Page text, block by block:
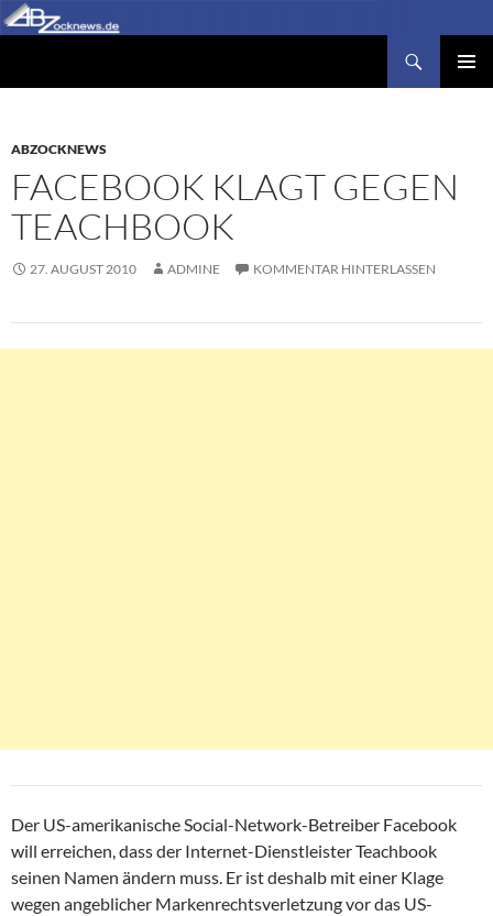
Zum
Inhalt
ABZOCKNEWS
FACEBOOK KLAGT GEGEN
TEACHBOOK
27. AUGUST 2010 ADMINE KOMMENTAR HINTERLASSEN
Der US-amerikanische Social-Network-Betreiber Facebook
will erreichen, dass der Internet-Dienstleister Teachbook
seinen Namen ändern muss. Er ist deshalb mit einer Klage
wegen angeblicher Markenrechtsverletzung vor das US-